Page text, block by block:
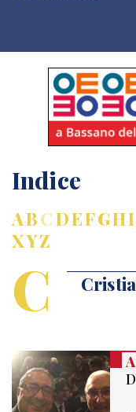
Indice
ABCDEFGHI
XYZ
C